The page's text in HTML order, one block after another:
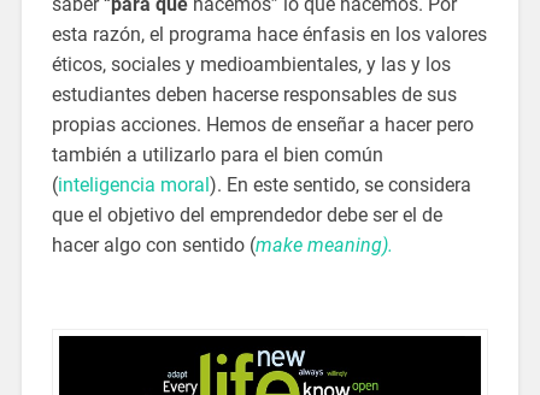
esta razón, el programa hace énfasis en los valores
éticos, sociales y medioambientales, y las y los
estudiantes deben hacerse responsables de sus
propias acciones. Hemos de enseñar a hacer pero
también a utilizarlo para el bien común
(inteligencia moral). En este sentido, se considera
que el objetivo del emprendedor debe ser el de
hacer algo con sentido (make meaning).